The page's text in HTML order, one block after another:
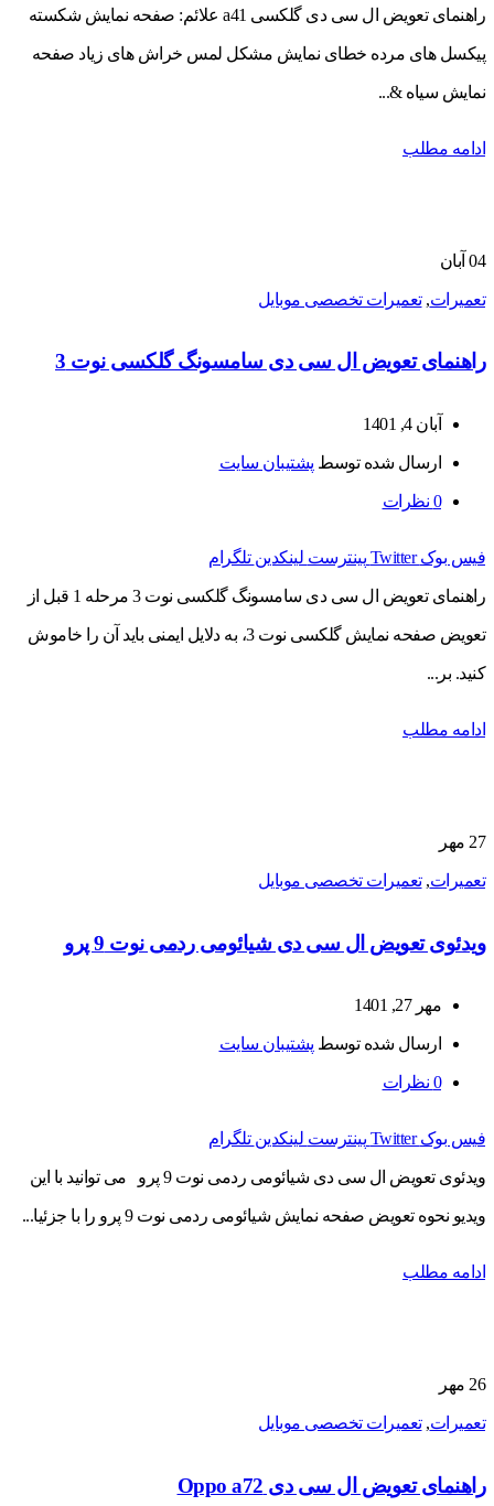
راهنمای تعویض ال سی دی گلکسی a41 علائم: صفحه نمایش شکسته
پیکسل های مرده خطای نمایش مشکل لمس خراش های زیاد صفحه
نمایش سیاه &...
ادامه مطلب
04 آبان
تعمیرات,تعمیرات تخصصی موبایل
راهنمای تعویض ال سی دی سامسونگ گلکسی نوت 3
آبان 4, 1401
ارسال شده توسط پشتیبان سایت
0 نظرات
فیس بوک Twitter پینترست لینکدین تلگرام
راهنمای تعویض ال سی دی سامسونگ گلکسی نوت 3 مرحله 1 قبل از
تعویض صفحه نمایش گلکسی نوت 3، به دلایل ایمنی باید آن را خاموش
کنید. بر...
ادامه مطلب
27 مهر
تعمیرات,تعمیرات تخصصی موبایل
ویدئوی تعویض ال سی دی شیائومی ردمی نوت 9 پرو
مهر 27, 1401
ارسال شده توسط پشتیبان سایت
0 نظرات
فیس بوک Twitter پینترست لینکدین تلگرام
ویدئوی تعویض ال سی دی شیائومی ردمی نوت 9 پرو می توانید با این
ویدیو نحوه تعویض صفحه نمایش شیائومی ردمی نوت 9 پرو را با جزئیا...
ادامه مطلب
26 مهر
تعمیرات,تعمیرات تخصصی موبایل
راهنمای تعویض ال سی دی Oppo a72